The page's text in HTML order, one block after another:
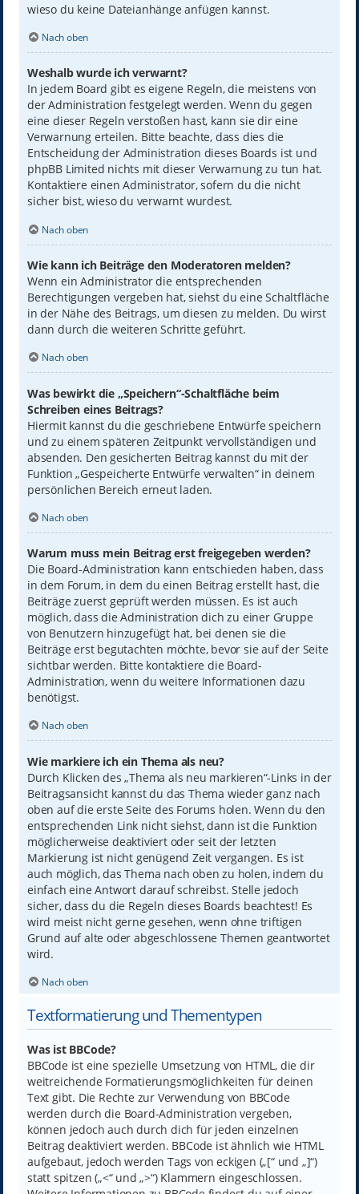
wieso du keine Dateianhänge anfügen kannst.
Nach oben
Weshalb wurde ich verwarnt?
In jedem Board gibt es eigene Regeln, die meistens von
der Administration festgelegt werden. Wenn du gegen
eine dieser Regeln verstoßen hast, kann sie dir eine
Verwarnung erteilen. Bitte beachte, dass dies die
Entscheidung der Administration dieses Boards ist und
phpBB Limited nichts mit dieser Verwarnung zu tun hat.
Kontaktiere einen Administrator, sofern du die nicht
sicher bist, wieso du verwarnt wurdest.
Nach oben
Wie kann ich Beiträge den Moderatoren melden?
Wenn ein Administrator die entsprechenden
Berechtigungen vergeben hat, siehst du eine Schaltfläche
in der Nähe des Beitrags, um diesen zu melden. Du wirst
dann durch die weiteren Schritte geführt.
Nach oben
Was bewirkt die „Speichern“-Schaltfläche beim
Schreiben eines Beitrags?
Hiermit kannst du die geschriebene Entwürfe speichern
und zu einem späteren Zeitpunkt vervollständigen und
absenden. Den gesicherten Beitrag kannst du mit der
Funktion „Gespeicherte Entwürfe verwalten“ in deinem
persönlichen Bereich erneut laden.
Nach oben
Warum muss mein Beitrag erst freigegeben werden?
Die Board-Administration kann entschieden haben, dass
in dem Forum, in dem du einen Beitrag erstellt hast, die
Beiträge zuerst geprüft werden müssen. Es ist auch
möglich, dass die Administration dich zu einer Gruppe
von Benutzern hinzugefügt hat, bei denen sie die
Beiträge erst begutachten möchte, bevor sie auf der Seite
sichtbar werden. Bitte kontaktiere die Board-
Administration, wenn du weitere Informationen dazu
benötigst.
Nach oben
Wie markiere ich ein Thema als neu?
Durch Klicken des „Thema als neu markieren“-Links in der
Beitragsansicht kannst du das Thema wieder ganz nach
oben auf die erste Seite des Forums holen. Wenn du den
entsprechenden Link nicht siehst, dann ist die Funktion
möglicherweise deaktiviert oder seit der letzten
Markierung ist nicht genügend Zeit vergangen. Es ist
auch möglich, das Thema nach oben zu holen, indem du
einfach eine Antwort darauf schreibst. Stelle jedoch
sicher, dass du die Regeln dieses Boards beachtest! Es
wird meist nicht gerne gesehen, wenn ohne triftigen
Grund auf alte oder abgeschlossene Themen geantwortet
wird.
Nach oben
Textformatierung und Thementypen
Was ist BBCode?
BBCode ist eine spezielle Umsetzung von HTML, die dir
weitreichende Formatierungsmöglichkeiten für deinen
Text gibt. Die Rechte zur Verwendung von BBCode
werden durch die Board-Administration vergeben,
können jedoch auch durch dich für jeden einzelnen
Beitrag deaktiviert werden. BBCode ist ähnlich wie HTML
aufgebaut, jedoch werden Tags von eckigen („[“ und „]“)
statt spitzen („<“ und „>“) Klammern eingeschlossen.